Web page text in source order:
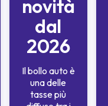
novità
dal
2026
Il bollo auto è
una delle
tasse più